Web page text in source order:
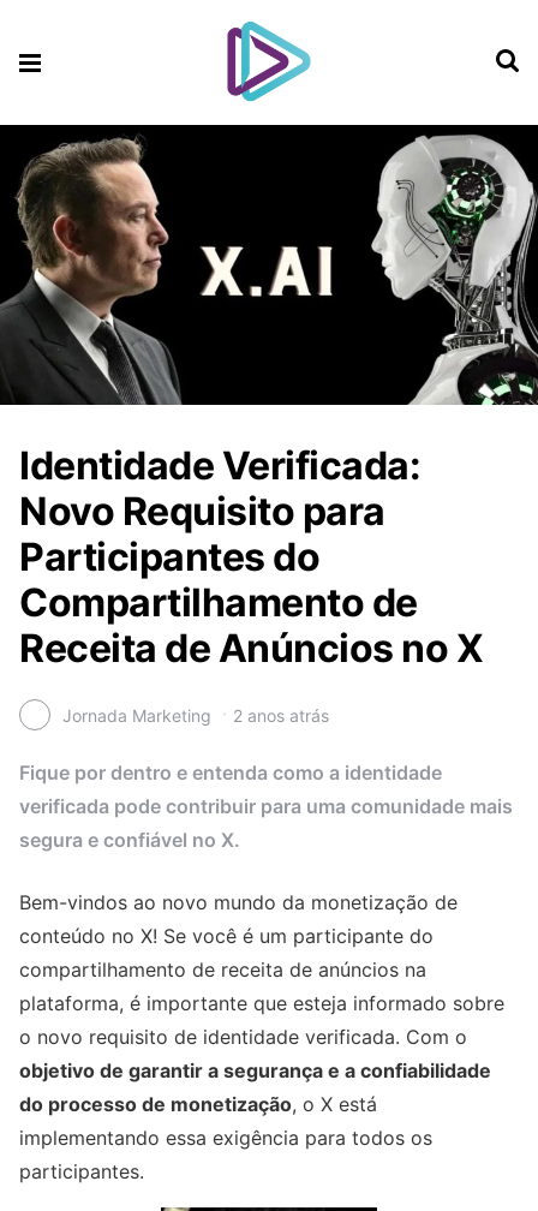
Identidade Verificada:
Novo Requisito para
Participantes do
Compartilhamento de
Receita de Anúncios no X
Jornada Marketing 2 anos atrás
Fique por dentro e entenda como a identidade
verificada pode contribuir para uma comunidade mais
segura e confiável no X.
Bem-vindos ao novo mundo da monetização de
conteúdo no X! Se você é um participante do
compartilhamento de receita de anúncios na
plataforma, é importante que esteja informado sobre
o novo requisito de identidade verificada. Com o
objetivo de garantir a segurança e a confiabilidade
do processo de monetização, o X está
implementando essa exigência para todos os
participantes.